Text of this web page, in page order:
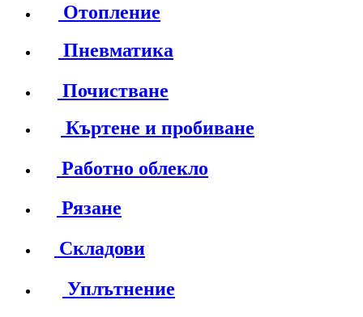
Отопление
Пневматика
Почистване
Къртене и пробиване
Работно облекло
Рязане
Складови
Уплътнение